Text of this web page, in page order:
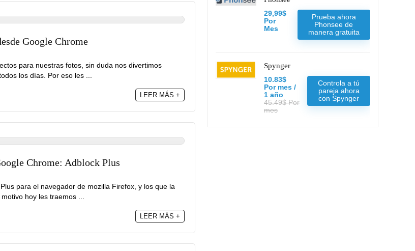
Google Chrome
para nuestras fotos, sin duda nos divertimos
los días. Por eso les ...
LEER MÁS +
Chrome: Adblock Plus
para el navegador de mozilla Firefox, y los que la
hoy les traemos ...
LEER MÁS +
29,99$
Por
Mes
Prueba ahora
Phonsee de
manera gratuita
Spynger
10.83$
Por mes /
1 año
45.49$ Por
mes
Controla a tú
pareja ahora
con Spynger